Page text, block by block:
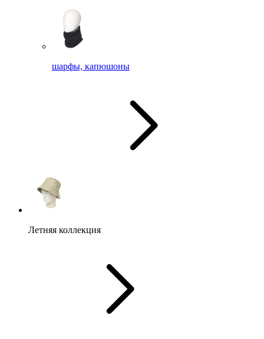
шарфы, капюшоны
Летняя коллекция